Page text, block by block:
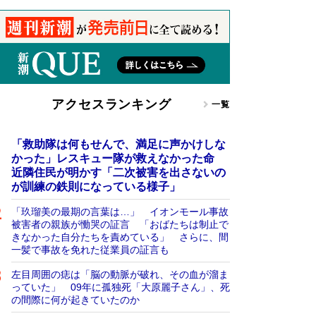
アクセスランキング 一覧
「救助隊は何もせんで、満足に声かけしな
かった」レスキュー隊が救えなかった命
近隣住民が明かす「二次被害を出さないの
が訓練の鉄則になっている様子」
「玖瑠美の最期の言葉は…」 イオンモール事故
被害者の親族が慟哭の証言 「おばたちは制止で
きなかった自分たちを責めている」 さらに、間
一髪で事故を免れた従業員の証言も
左目周囲の痣は「脳の動脈が破れ、その血が溜ま
っていた」 09年に孤独死「大原麗子さん」、死
の間際に何が起きていたのか